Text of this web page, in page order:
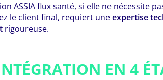
ASSIA flux santé, si elle ne nécessite
le client final, requiert uneexpertise
rigoureuse.
EN 4